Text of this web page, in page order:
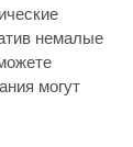
немалые
могут